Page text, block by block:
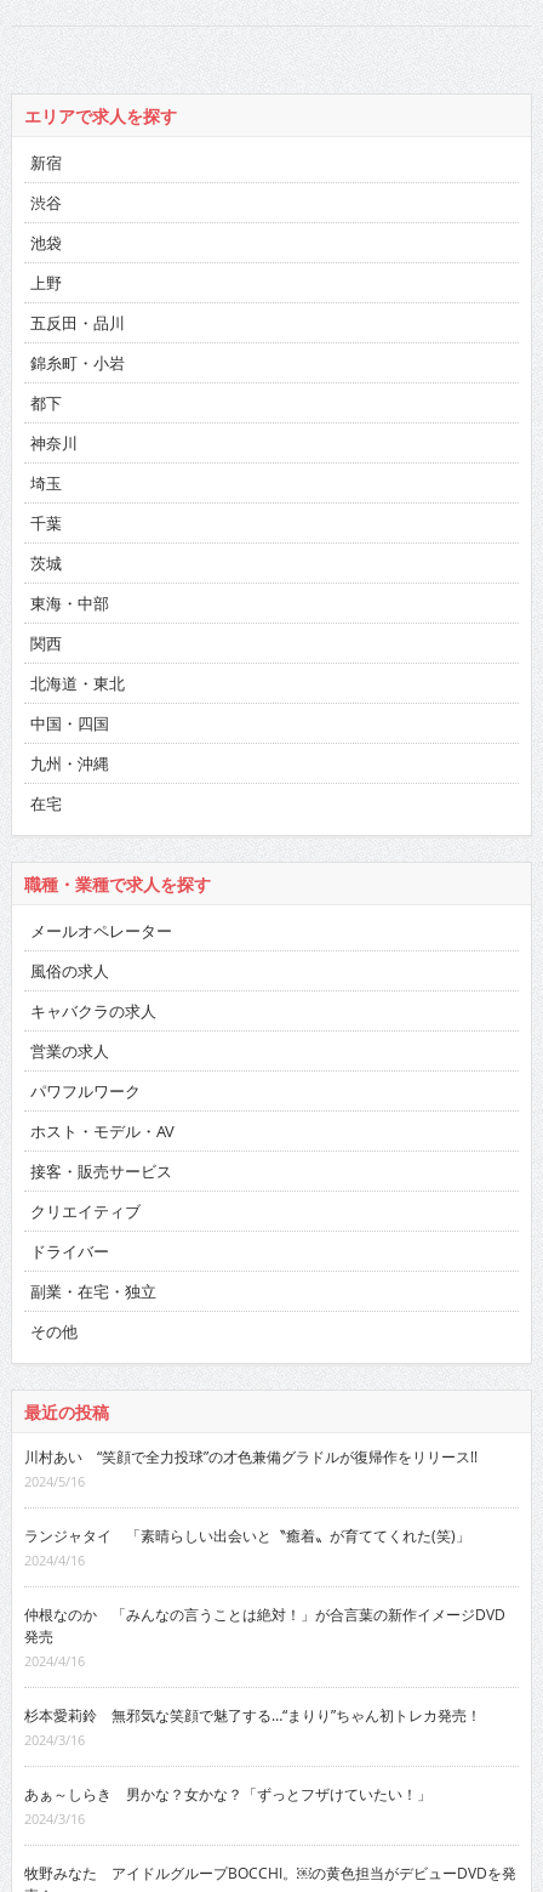
エリアで求人を探す
新宿
渋谷
池袋
上野
五反田・品川
錦糸町・小岩
都下
神奈川
埼玉
千葉
茨城
東海・中部
関西
北海道・東北
中国・四国
九州・沖縄
在宅
職種・業種で求人を探す
メールオペレーター
風俗の求人
キャバクラの求人
営業の求人
パワフルワーク
ホスト・モデル・AV
接客・販売サービス
クリエイティブ
ドライバー
副業・在宅・独立
その他
最近の投稿
川村あい “笑顔で全力投球”の才色兼備グラドルが復帰作をリリース!!
2024/5/16
ランジャタイ 「素晴らしい出会いと〝癒着〟が育ててくれた(笑)」
2024/4/16
仲根なのか 「みんなの言うことは絶対！」が合言葉の新作イメージDVD
発売
2024/4/16
杉本愛莉鈴 無邪気な笑顔で魅了する…“まりり”ちゃん初トレカ発売！
2024/3/16
あぁ～しらき 男かな？女かな？「ずっとフザけていたい！」
2024/3/16
牧野みなた アイドルグループBOCCHI。￼の黄色担当がデビューDVDを発